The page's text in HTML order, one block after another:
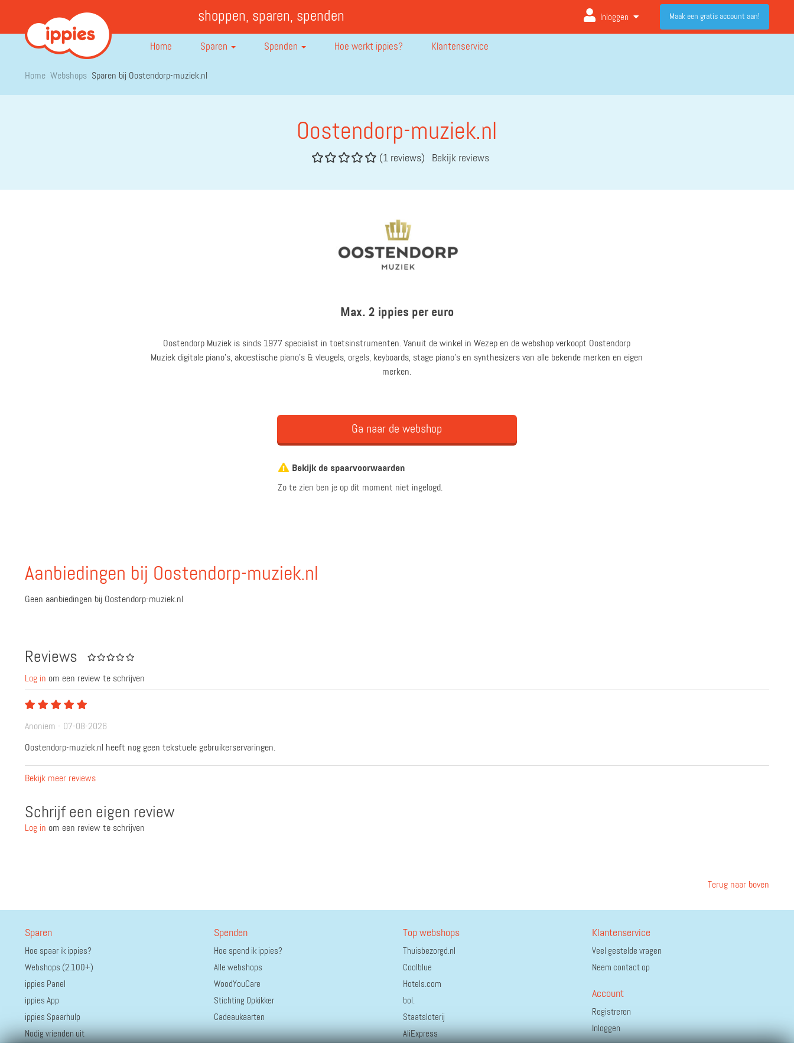
shoppen, sparen, spenden Inloggen Maak een gratis account aan!
Home Sparen Spenden Hoe werkt ippies? Klantenservice
Home Webshops Sparen bij Oostendorp-muziek.nl
Oostendorp-muziek.nl
(1 reviews) Bekijk reviews
Max. 2 ippies per euro
Oostendorp Muziek is sinds 1977 specialist in toetsinstrumenten. Vanuit de winkel in Wezep en de webshop verkoopt Oostendorp
Muziek digitale piano’s, akoestische piano’s & vleugels, orgels, keyboards, stage piano’s en synthesizers van alle bekende merken en eigen
merken.
Ga naar de webshop
Bekijk de spaarvoorwaarden
Zo te zien ben je op dit moment niet ingelogd.
Aanbiedingen bij Oostendorp-muziek.nl
Geen aanbiedingen bij Oostendorp-muziek.nl
Reviews
Log in om een review te schrijven
Anoniem - 07-08-2026
Oostendorp-muziek.nl heeft nog geen tekstuele gebruikerservaringen.
Bekijk meer reviews
Schrijf een eigen review
Log in om een review te schrijven
Terug naar boven
Sparen
Hoe spaar ik ippies?
Webshops (2.100+)
ippies Panel
ippies App
ippies Spaarhulp
Nodig vrienden uit
Spenden
Hoe spend ik ippies?
Alle webshops
WoodYouCare
Stichting Opkikker
Cadeaukaarten
Top webshops
Thuisbezorgd.nl
Coolblue
Hotels.com
bol.
Staatsloterij
AliExpress
Klantenservice
Veel gestelde vragen
Neem contact op
Account
Registreren
Inloggen